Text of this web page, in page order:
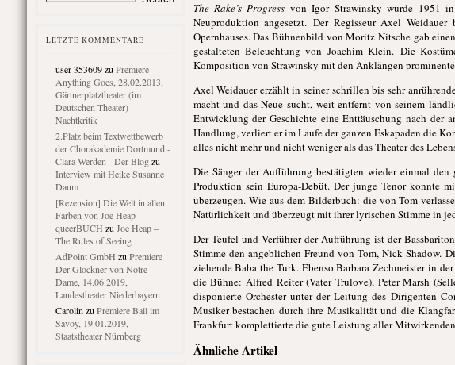
LETZTE KOMMENTARE
user-353609zu Premiere
Anything Goes, 28.02.2013,
Gärtnerplatztheater (im
Deutschen Theater) –
Nachtkritik
2.Platz beim Textwettbewerb
der Chorakademie Dortmund -
Clara Werden - Der Blogzu
Interview mit Heike Susanne
Daum
[Rezension] Die Welt in allen
Farben von Joe Heap –
queerBUCH zu Joe Heap –
The Rules of Seeing
AdPoint GmbH zu Premiere
Der Glöckner von Notre
Dame, 14.06.2019,
Landestheater Niederbayern
Carolin zu Premiere Ball im
Savoy, 19.01.2019,
Staatstheater Nürnberg
The Rake’s Progress von Igor Strawinsky wurde 1951
Neuproduktion angesetzt. Der Regisseur Axel
Opernhauses. Das Bühnenbild von Moritz Nitsche gab
gestalteten Beleuchtung von Joachim Klein. Die
Komposition von Strawinsky mit den Anklängen
Axel Weidauer erzählt in seiner schrillen bis sehr
macht und das Neue sucht, weit entfernt von seinem
Entwicklung der Geschichte eine Enttäuschung nach der
Handlung, verliert er im Laufe der ganzen Eskapaden die
alles nicht mehr und nicht weniger als das Theater des
Die Sänger der Aufführung bestätigten wieder einmal
Produktion sein Europa-Debüt. Der junge Tenor konnte
überzeugen. Wie aus dem Bilderbuch: die von Tom
Natürlichkeit und überzeugt mit ihrer lyrischen Stimme in
Der Teufel und Verführer der Aufführung ist der
Stimme den angeblichen Freund von Tom, Nick Shadow.
ziehende Baba the Turk. Ebenso Barbara Zechmeister in
die Bühne: Alfred Reiter (Vater Trulove), Peter Marsh
disponierte Orchester unter der Leitung des Dirigenten
Musiker bestachen durch ihre Musikalität und die
Frankfurt komplettierte die gute Leistung aller
Ähnliche Artikel